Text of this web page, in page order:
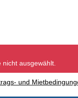
ausgewählt.
und